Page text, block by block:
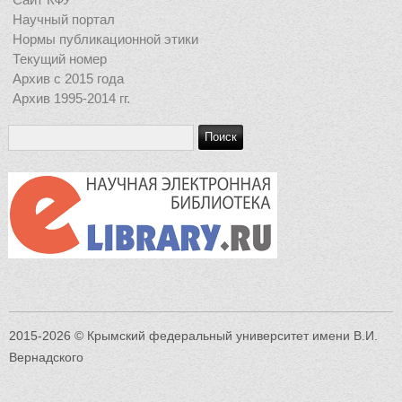
Научный портал
Нормы публикационной этики
Текущий номер
Архив с 2015 года
Архив 1995-2014 гг.
2015-2026 © Крымский федеральный университет имени В.И.
Вернадского